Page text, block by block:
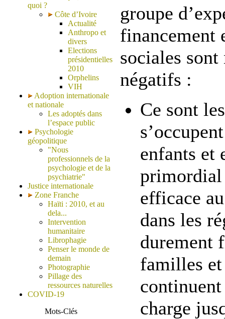
quoi ?
Côte d’Ivoire
Actualité
Anthropo et
divers
Elections
présidentielles
2010
Orphelins
VIH
Adoption internationale
et nationale
Les adoptés dans
l’espace public
Psychologie
géopolitique
"Nous
professionnels de la
psychologie et de la
psychiatrie"
Justice internationale
Zone Franche
Haïti : 2010, et au
dela...
Intervention
humanitaire
Librophagie
Penser le monde de
demain
Photographie
Pillage des
ressources naturelles
COVID-19
Mots-Clés
groupe
financement
sociales
négatifs :
Ce sont
enfants et
primordial
efficace
dans les
durement
familles et
charge